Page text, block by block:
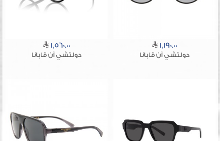
1,190.00
دولتشي آن قابانا
1,560.00
دولتشي آن قابانا